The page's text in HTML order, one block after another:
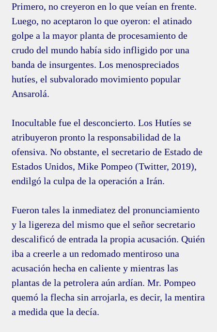
Primero, no creyeron en lo que veían en frente.
Luego, no aceptaron lo que oyeron: el atinado
golpe a la mayor planta de procesamiento de
crudo del mundo había sido infligido por una
banda de insurgentes. Los menospreciados
hutíes, el subvalorado movimiento popular
Ansarolá.
Inocultable fue el desconcierto. Los Hutíes se
atribuyeron pronto la responsabilidad de la
ofensiva. No obstante, el secretario de Estado de
Estados Unidos, Mike Pompeo (Twitter, 2019),
endilgó la culpa de la operación a Irán.
Fueron tales la inmediatez del pronunciamiento
y la ligereza del mismo que el señor secretario
descalificó de entrada la propia acusación. Quién
iba a creerle a un redomado mentiroso una
acusación hecha en caliente y mientras las
plantas de la petrolera aún ardían. Mr. Pompeo
quemó la flecha sin arrojarla, es decir, la mentira
a medida que la decía.